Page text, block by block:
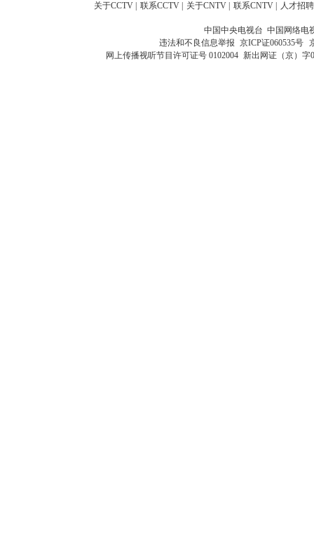
关于CCTV 联系CCTV 关于CNTV 联系CNTV 人才招聘
中国中央电视台 中国网络电
违法和不良信息举报 京ICP证060535号
网上传播视听节目许可证号 0102004 新出网证（京）